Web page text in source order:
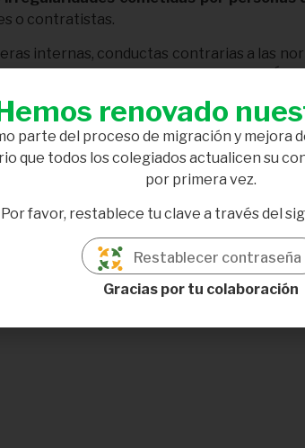
o contratistas.
internas, conductas contrarias a las
normativos por parte de los
colaboradores y contratistas del
de los Órganos de Gobierno.
denuncias de la Ley 2/2023, con
Interno de Denuncias.
renovado
parte del proceso de migración y mejora
que todos los colegiados actualicen su
por primera vez.
Por favor, restablece tu clave a través del
Restablecer contraseña
Gracias por tu colaboración